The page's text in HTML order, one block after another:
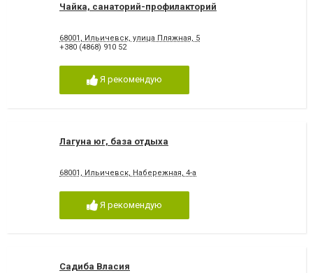
Чайка, санаторий-профилакторий
68001, Ильичевск, улица Пляжная, 5
+380 (4868) 910 52
Я рекомендую
Лагуна юг, база отдыха
68001, Ильичевск, Набережная, 4-а
Я рекомендую
Садиба Власия